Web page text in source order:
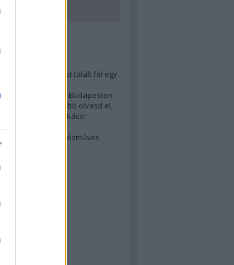
Budapest-térképet talált fel egy
(elérhető árú) ebéd Budapesten
lenni? Akkor előbb olvasd el,
egy magyar szakács!
kincsei: orosz kézműves